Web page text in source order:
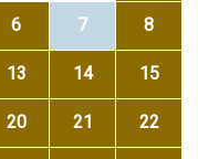
6 7 8
13 14 15
20 21 22